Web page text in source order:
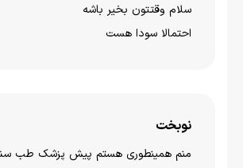
سلام وقتتون بخير باشه
احتمالا سودا هست
نوبخت
منم همینطوری هستم پیش پزشک طب